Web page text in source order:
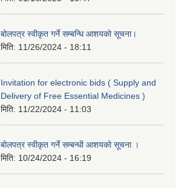
बोलपत्र स्वीकृत गर्ने सम्बन्धि आशयको सूचना।
मिति: 11/26/2024 - 18:11
Invitation for electronic bids ( Supply and
Delivery of Free Essential Medicines )
मिति: 11/22/2024 - 11:03
बोलपत्र स्वीकृत गर्ने सम्बन्धी आशयको सूचना ।
मिति: 10/24/2024 - 16:19